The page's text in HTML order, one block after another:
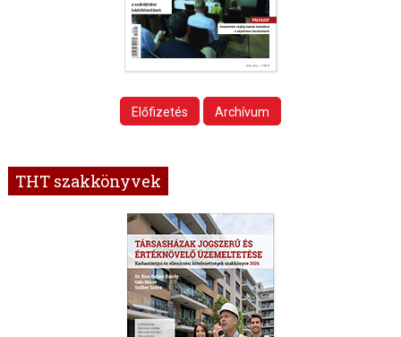
Előfizetés Archívum
THT szakkönyvek